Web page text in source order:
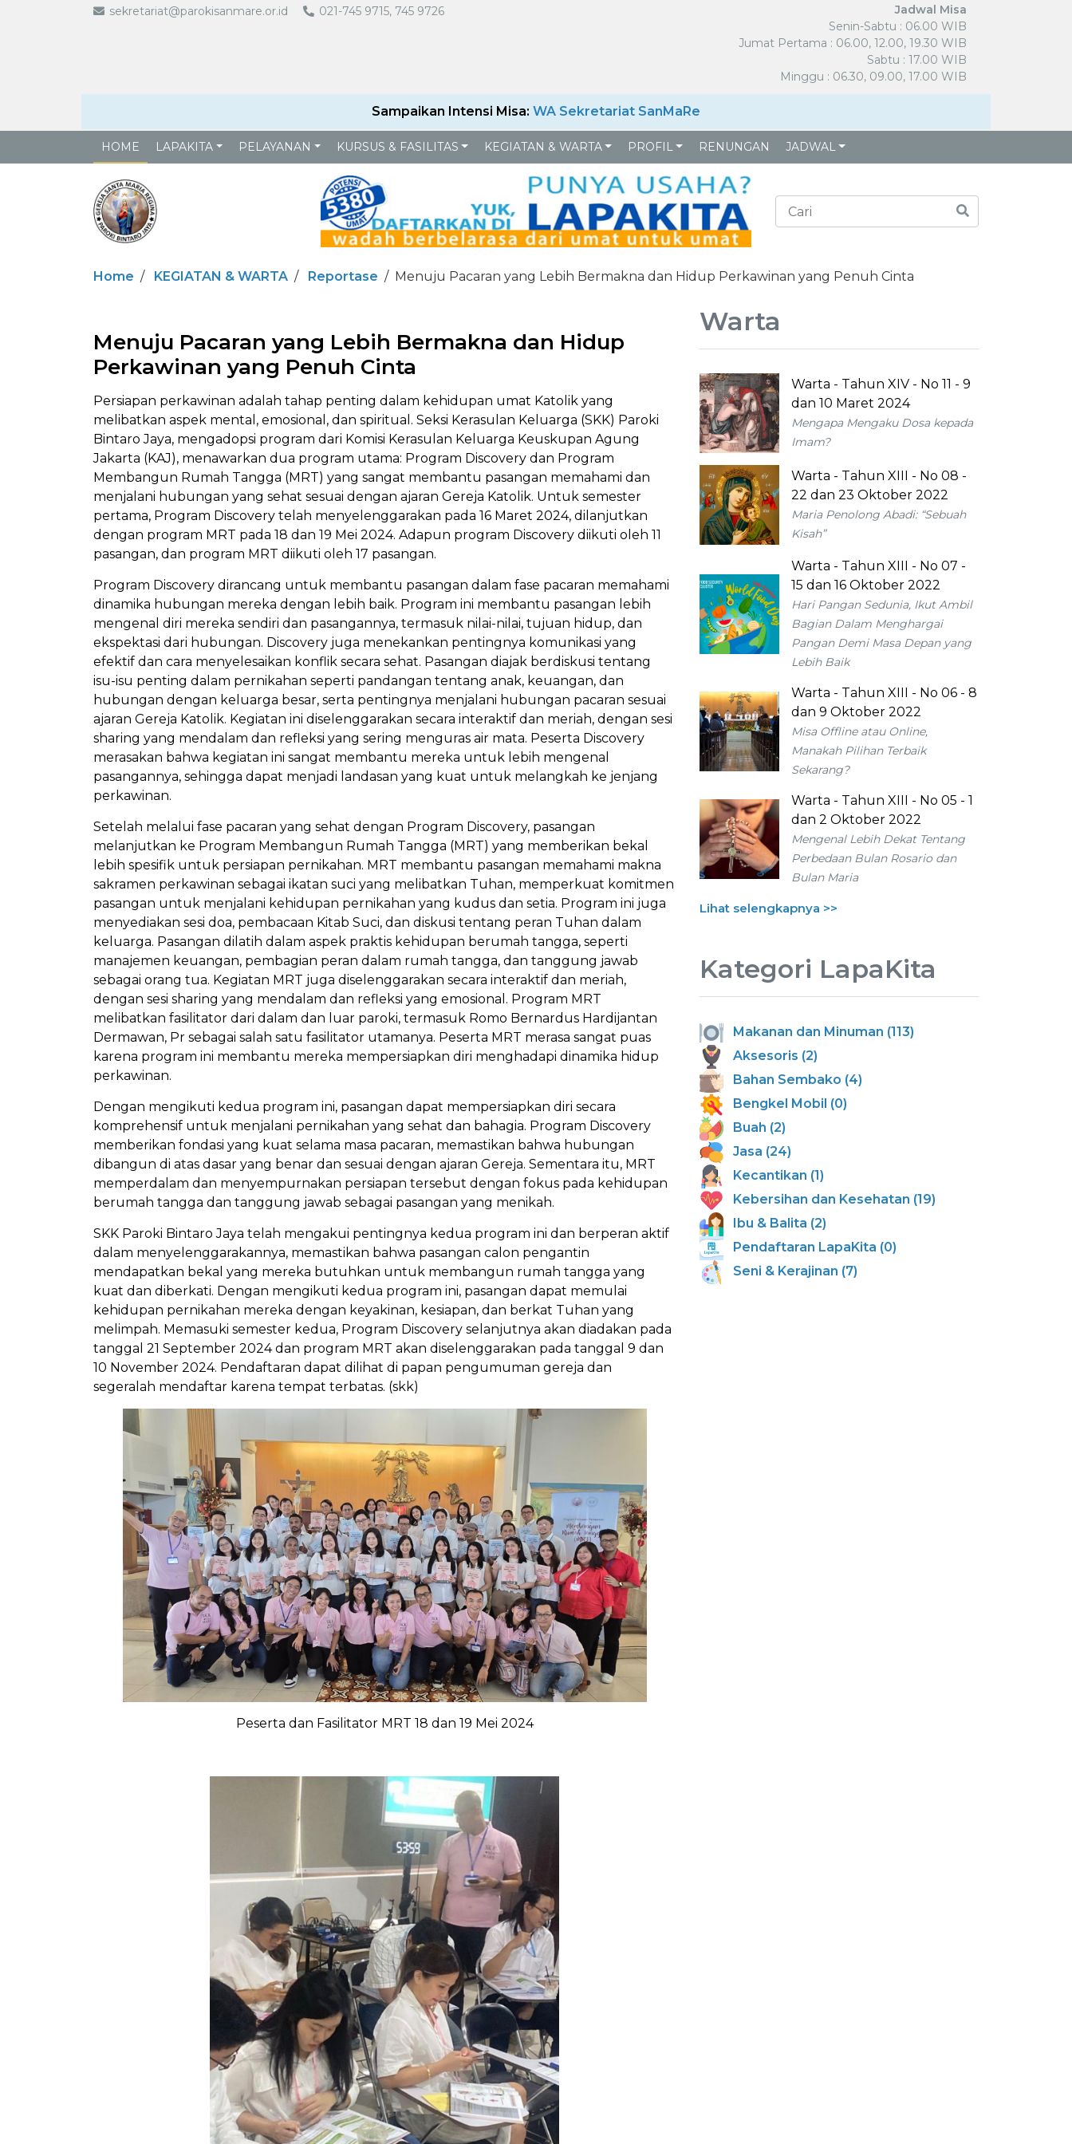
sekretariat@parokisanmare.or.id 021-745 9715, 745 9726
Jadwal Misa
Senin-Sabtu : 06.00 WIB
Jumat Pertama : 06.00, 12.00, 19.30 WIB
Sabtu : 17.00 WIB
Minggu : 06.30, 09.00, 17.00 WIB
Sampaikan Intensi Misa: WA Sekretariat SanMaRe
HOME LAPAKITA PELAYANAN KURSUS & FASILITAS KEGIATAN & WARTA PROFIL RENUNGAN JADWAL
Home KEGIATAN & WARTA Reportase Menuju Pacaran yang Lebih Bermakna dan Hidup Perkawinan yang Penuh Cinta
Menuju Pacaran yang Lebih Bermakna dan Hidup
Perkawinan yang Penuh Cinta
Persiapan perkawinan adalah tahap penting dalam kehidupan umat Katolik yang
melibatkan aspek mental, emosional, dan spiritual. Seksi Kerasulan Keluarga (SKK) Paroki
Bintaro Jaya, mengadopsi program dari Komisi Kerasulan Keluarga Keuskupan Agung
Jakarta (KAJ), menawarkan dua program utama: Program Discovery dan Program
Membangun Rumah Tangga (MRT) yang sangat membantu pasangan memahami dan
menjalani hubungan yang sehat sesuai dengan ajaran Gereja Katolik. Untuk semester
pertama, Program Discovery telah menyelenggarakan pada 16 Maret 2024, dilanjutkan
dengan program MRT pada 18 dan 19 Mei 2024. Adapun program Discovery diikuti oleh 11
pasangan, dan program MRT diikuti oleh 17 pasangan.
Program Discovery dirancang untuk membantu pasangan dalam fase pacaran memahami
dinamika hubungan mereka dengan lebih baik. Program ini membantu pasangan lebih
mengenal diri mereka sendiri dan pasangannya, termasuk nilai-nilai, tujuan hidup, dan
ekspektasi dari hubungan. Discovery juga menekankan pentingnya komunikasi yang
efektif dan cara menyelesaikan konflik secara sehat. Pasangan diajak berdiskusi tentang
isu-isu penting dalam pernikahan seperti pandangan tentang anak, keuangan, dan
hubungan dengan keluarga besar, serta pentingnya menjalani hubungan pacaran sesuai
ajaran Gereja Katolik. Kegiatan ini diselenggarakan secara interaktif dan meriah, dengan sesi
sharing yang mendalam dan refleksi yang sering menguras air mata. Peserta Discovery
merasakan bahwa kegiatan ini sangat membantu mereka untuk lebih mengenal
pasangannya, sehingga dapat menjadi landasan yang kuat untuk melangkah ke jenjang
perkawinan.
Setelah melalui fase pacaran yang sehat dengan Program Discovery, pasangan
melanjutkan ke Program Membangun Rumah Tangga (MRT) yang memberikan bekal
lebih spesifik untuk persiapan pernikahan. MRT membantu pasangan memahami makna
sakramen perkawinan sebagai ikatan suci yang melibatkan Tuhan, memperkuat komitmen
pasangan untuk menjalani kehidupan pernikahan yang kudus dan setia. Program ini juga
menyediakan sesi doa, pembacaan Kitab Suci, dan diskusi tentang peran Tuhan dalam
keluarga. Pasangan dilatih dalam aspek praktis kehidupan berumah tangga, seperti
manajemen keuangan, pembagian peran dalam rumah tangga, dan tanggung jawab
sebagai orang tua. Kegiatan MRT juga diselenggarakan secara interaktif dan meriah,
dengan sesi sharing yang mendalam dan refleksi yang emosional. Program MRT
melibatkan fasilitator dari dalam dan luar paroki, termasuk Romo Bernardus Hardijantan
Dermawan, Pr sebagai salah satu fasilitator utamanya. Peserta MRT merasa sangat puas
karena program ini membantu mereka mempersiapkan diri menghadapi dinamika hidup
perkawinan.
Dengan mengikuti kedua program ini, pasangan dapat mempersiapkan diri secara
komprehensif untuk menjalani pernikahan yang sehat dan bahagia. Program Discovery
memberikan fondasi yang kuat selama masa pacaran, memastikan bahwa hubungan
dibangun di atas dasar yang benar dan sesuai dengan ajaran Gereja. Sementara itu, MRT
memperdalam dan menyempurnakan persiapan tersebut dengan fokus pada kehidupan
berumah tangga dan tanggung jawab sebagai pasangan yang menikah.
SKK Paroki Bintaro Jaya telah mengakui pentingnya kedua program ini dan berperan aktif
dalam menyelenggarakannya, memastikan bahwa pasangan calon pengantin
mendapatkan bekal yang mereka butuhkan untuk membangun rumah tangga yang
kuat dan diberkati. Dengan mengikuti kedua program ini, pasangan dapat memulai
kehidupan pernikahan mereka dengan keyakinan, kesiapan, dan berkat Tuhan yang
melimpah. Memasuki semester kedua, Program Discovery selanjutnya akan diadakan pada
tanggal 21 September 2024 dan program MRT akan diselenggarakan pada tanggal 9 dan
10 November 2024. Pendaftaran dapat dilihat di papan pengumuman gereja dan
segeralah mendaftar karena tempat terbatas. (skk)
Peserta dan Fasilitator MRT 18 dan 19 Mei 2024
Warta
Warta - Tahun XIV - No 11 - 9
dan 10 Maret 2024
Mengapa Mengaku Dosa kepada
Imam?
Warta - Tahun XIII - No 08 -
22 dan 23 Oktober 2022
Maria Penolong Abadi: “Sebuah
Kisah”
Warta - Tahun XIII - No 07 -
15 dan 16 Oktober 2022
Hari Pangan Sedunia, Ikut Ambil
Bagian Dalam Menghargai
Pangan Demi Masa Depan yang
Lebih Baik
Warta - Tahun XIII - No 06 - 8
dan 9 Oktober 2022
Misa Offline atau Online,
Manakah Pilihan Terbaik
Sekarang?
Warta - Tahun XIII - No 05 - 1
dan 2 Oktober 2022
Mengenal Lebih Dekat Tentang
Perbedaan Bulan Rosario dan
Bulan Maria
Lihat selengkapnya >>
Kategori LapaKita
Makanan dan Minuman (113)
Aksesoris (2)
Bahan Sembako (4)
Bengkel Mobil (0)
Buah (2)
Jasa (24)
Kecantikan (1)
Kebersihan dan Kesehatan (19)
Ibu & Balita (2)
Pendaftaran LapaKita (0)
Seni & Kerajinan (7)